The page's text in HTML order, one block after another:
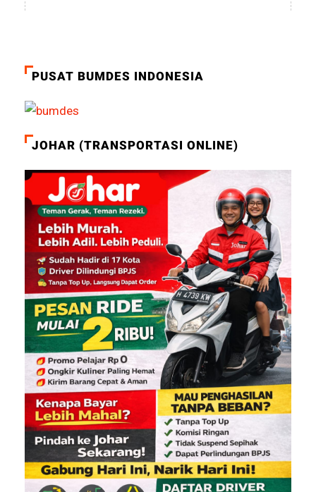
PUSAT BUMDES INDONESIA
JOHAR (TRANSPORTASI ONLINE)